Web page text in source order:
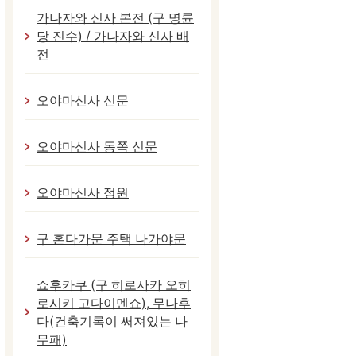
가나자와 신사 본전 (구 명륜
당 진수) / 가나자와 신사 배
전
오야마신사 신문
오야마신사 동쪽 신문
오야마신사 정원
구 혼다가문 주택 나가야문
쇼후카쿠 (구 히로사카 오히
로시키 고다이멘쇼), 무나후
다(건축기록이 써져있는 나
무패)